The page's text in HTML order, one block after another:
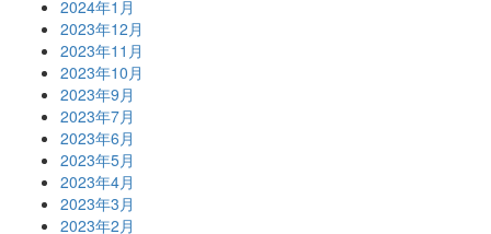
2024年1月
2023年12月
2023年11月
2023年10月
2023年9月
2023年7月
2023年6月
2023年5月
2023年4月
2023年3月
2023年2月